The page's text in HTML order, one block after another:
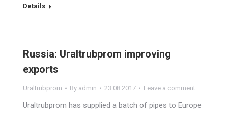
Details
Russia: Uraltrubprom improving
exports
Uraltrubprom By admin 23.08.2017 Leave a comment
Uraltrubprom has supplied a batch of pipes to Europe